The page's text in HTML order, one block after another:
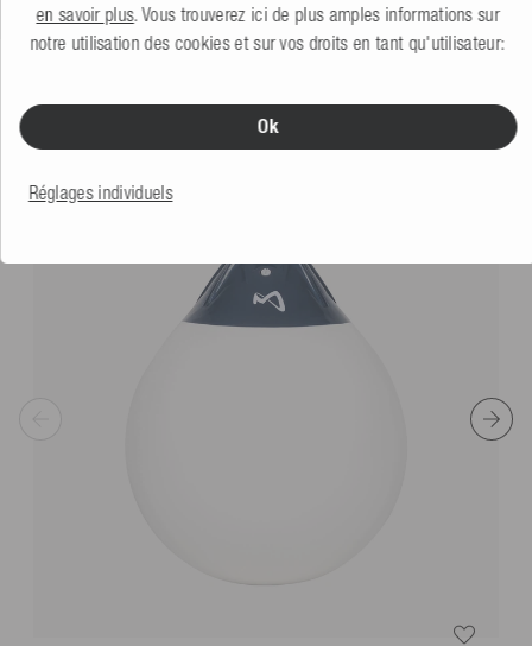
PRODUITS SIMILAIRES
en savoir plus. Vous trouverez ici de plus amples informations sur
notre utilisation des cookies et sur vos droits en tant qu'utilisateur:
Ok
Réglages individuels